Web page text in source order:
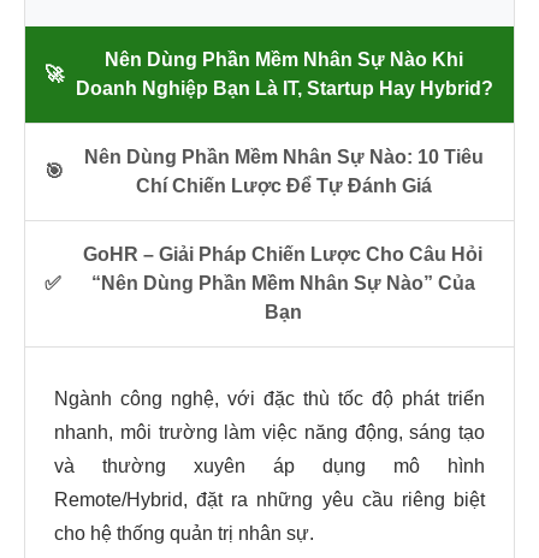
🚀
Nên Dùng Phần Mềm Nhân Sự Nào Khi
Doanh Nghiệp Bạn Là IT, Startup Hay Hybrid?
🎯
Nên Dùng Phần Mềm Nhân Sự Nào: 10 Tiêu
Chí Chiến Lược Để Tự Đánh Giá
✅
GoHR – Giải Pháp Chiến Lược Cho Câu Hỏi
“Nên Dùng Phần Mềm Nhân Sự Nào” Của
Bạn
Ngành công nghệ, với đặc thù tốc độ phát triển
nhanh, môi trường làm việc năng động, sáng tạo
và thường xuyên áp dụng mô hình
Remote/Hybrid, đặt ra những yêu cầu riêng biệt
cho hệ thống quản trị nhân sự.